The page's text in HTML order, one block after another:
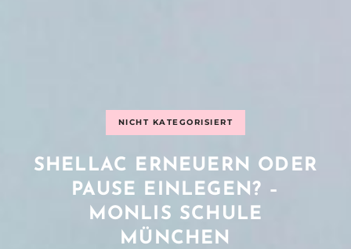
NICHT KATEGORISIERT
SHELLAC ERNEUERN ODER
PAUSE EINLEGEN? –
MONLIS SCHULE
MÜNCHEN